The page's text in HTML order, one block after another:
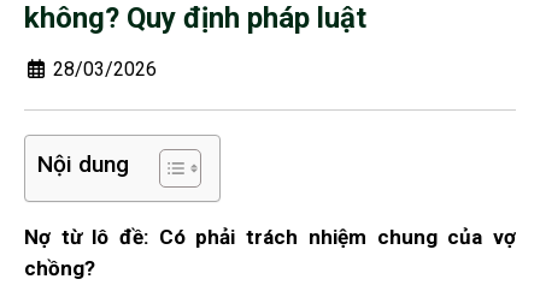
không? Quy định pháp luật
28/03/2026
Nội dung
Nợ từ lô đề: Có phải trách nhiệm chung của vợ
chồng?